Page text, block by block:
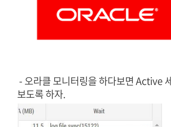
- 오라클 모니터링을 하다보면 Active
보도록 하자.